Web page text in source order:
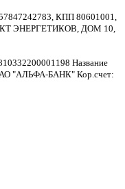
КПП 80601001,
ЭНЕРГЕТИКОВ, ДОМ 10,
Название
"АЛЬФА-БАНК" Кор.счет: